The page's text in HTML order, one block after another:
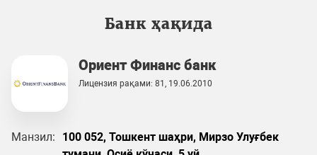
Банк ҳақида
Ориент Финанс банк
Лицензия рақами: 81, 19.06.2010
Манзил:
100 052, Тошкент шаҳри, Мирзо Улуғбек